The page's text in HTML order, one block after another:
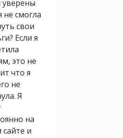
не смогла
свои
Если я
это не
что я
не
Я
на
сайте и